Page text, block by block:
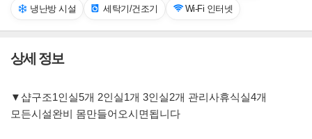
냉난방 시설 세탁기/건조기 Wi-Fi 인터넷
상세 정보
▼샵구조1인실5개 2인실1개 3인실2개 관리사휴식실4개
모든시설완비 몸만들어오시면됩니다